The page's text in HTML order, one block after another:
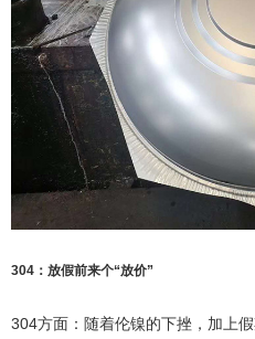
304：放假前来个“放价”
304方面：随着伦镍的下挫，加上